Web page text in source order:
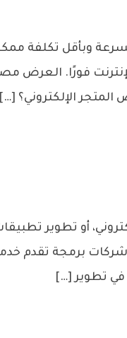
فورًا.
الإلكتروني؟ […]
أو تطوير